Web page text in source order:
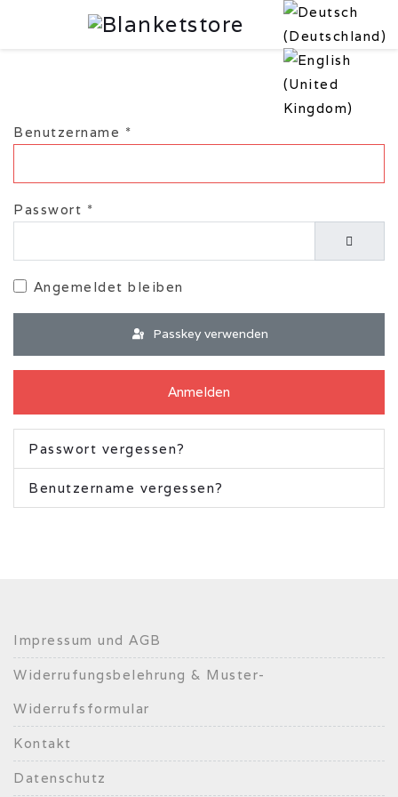
Benutzername *
Passwort *
Angemeldet bleiben
Passkey verwenden
Anmelden
Passwort vergessen?
Benutzername vergessen?
Impressum und AGB
Widerrufungsbelehrung & Muster-
Widerrufsformular
Kontakt
Datenschutz